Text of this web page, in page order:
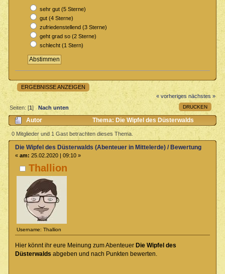
sehr gut (5 Sterne)
gut (4 Sterne)
zufriedenstellend (3 Sterne)
geht grad so (2 Sterne)
schlecht (1 Stern)
ERGEBNISSE ANZEIGEN
« vorheriges nächstes »
DRUCKEN
Seiten: [1]Nach unten
Autor
Thema: Die Wipfel des Düsterwalds
(Abenteuer in Mittelerde) / Bewertung & Rezensionen (Gelesen 1710
mal)
0 Mitglieder und 1 Gast betrachten dieses Thema.
Thallion
Username: Thallion
Die Wipfel des Düsterwalds (Abenteuer in Mittelerde) / Bewertung &
« am: 25.02.2020 | 09:10 »
Hier könnt ihr eure Meinung zum Abenteuer Die Wipfel des
Düsterwalds abgeben und nach Punkten bewerten.